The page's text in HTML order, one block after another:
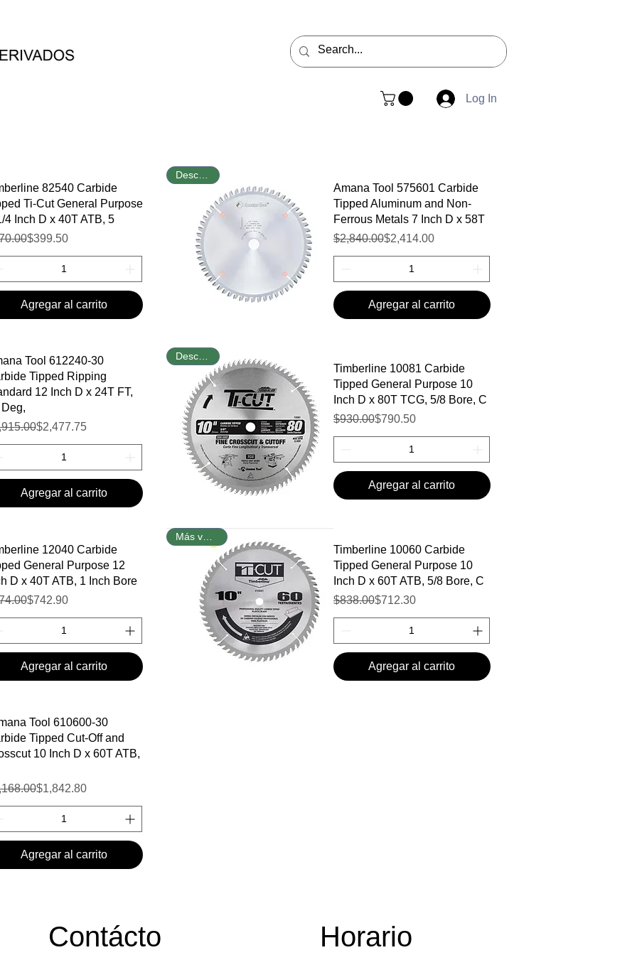
Log In
82540 Carbide
Ti-Cut General Purpose
4 Inch D x 40T ATB, 5
de oferta
$399.50
Agregar al carrito
Amana Tool 575601 Carbide
Tipped Aluminum and Non-
Ferrous Metals 7 Inch D x 58T
Precio
$2,840.00
Precio de oferta$2,414.00
Agregar al carrito
Tool 612240-30
Tipped Ripping
12 Inch D x 24T FT,
de oferta
$2,477.75
Agregar al carrito
Vista rápida
Timberline 10081 Carbide
Tipped General Purpose 10
Inch D x 80T TCG, 5/8 Bore, C
Precio
$930.00
Precio de oferta
$790.50
Agregar al carrito
12040 Carbide
General Purpose 12
D x 40T ATB, 1 Inch Bore
de oferta
$742.90
Agregar al carrito
Timberline 10060 Carbide
Tipped General Purpose 10
Inch D x 60T ATB, 5/8 Bore, C
Precio
$838.00
Precio de oferta
$712.30
Agregar al carrito
Tool 610600-30
Tipped Cut-Off and
10 Inch D x 60T ATB,
de oferta
$1,842.80
Agregar al carrito
Contácto Horario